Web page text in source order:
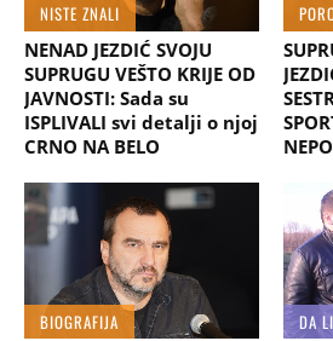
NISTE ZNALI
NENAD JEZDIĆ SVOJU
SUPRUGU VEŠTO KRIJE OD
JAVNOSTI: Sada su
ISPLIVALI svi detalji o njoj
CRNO NA BELO
BIOGRAFIJA DA